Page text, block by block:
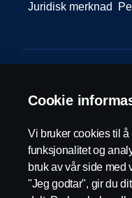
Juridisk merknad
invoice.no@scania.com
Cookie
Vi bruker cookies til
funksjonalitet og
bruk av vår side med
"Jeg godtar", gir du